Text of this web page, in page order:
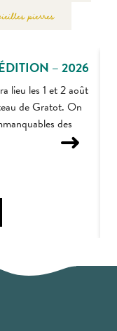
pierres
– 2026
lieu les 1 et 2 août
de Gratot. On
des